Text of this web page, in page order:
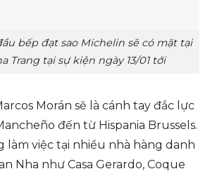
bếp đạt sao Michelin sẽ có mặt tại
Trang tại sự kiện ngày 13/01 tới
Morán sẽ là cánh tay đắc lực
đến từ Hispania Brussels.
làm việc tại nhiều nhà hàng danh
Nha như Casa Gerardo, Coque